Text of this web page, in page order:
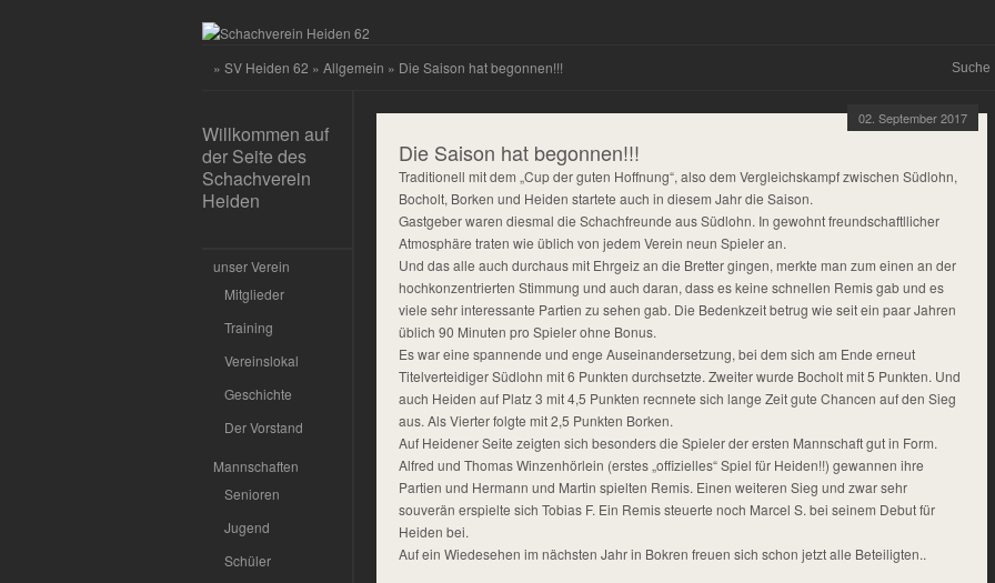
» SV Heiden 62 » Allgemein » Die Saison hat begonnen!!!
Willkommen auf
der Seite des
Schachverein
Heiden
unser Verein
Mitglieder
Training
Vereinslokal
Geschichte
Der Vorstand
Mannschaften
Senioren
Jugend
Schüler
02. September 2017
Die Saison hat begonnen!!!
Traditionell mit dem „Cup der guten Hoffnung“, also dem Vergleichskampf zwischen Südlohn,
Bocholt, Borken und Heiden startete auch in diesem Jahr die Saison.
Gastgeber waren diesmal die Schachfreunde aus Südlohn. In gewohnt freundschaftllicher
Atmosphäre traten wie üblich von jedem Verein neun Spieler an.
Und das alle auch durchaus mit Ehrgeiz an die Bretter gingen, merkte man zum einen an der
hochkonzentrierten Stimmung und auch daran, dass es keine schnellen Remis gab und es
viele sehr interessante Partien zu sehen gab. Die Bedenkzeit betrug wie seit ein paar Jahren
üblich 90 Minuten pro Spieler ohne Bonus.
Es war eine spannende und enge Auseinandersetzung, bei dem sich am Ende erneut
Titelverteidiger Südlohn mit 6 Punkten durchsetzte. Zweiter wurde Bocholt mit 5 Punkten. Und
auch Heiden auf Platz 3 mit 4,5 Punkten recnnete sich lange Zeit gute Chancen auf den Sieg
aus. Als Vierter folgte mit 2,5 Punkten Borken.
Auf Heidener Seite zeigten sich besonders die Spieler der ersten Mannschaft gut in Form.
Alfred und Thomas Winzenhörlein (erstes „offizielles“ Spiel für Heiden!!) gewannen ihre
Partien und Hermann und Martin spielten Remis. Einen weiteren Sieg und zwar sehr
souverän erspielte sich Tobias F. Ein Remis steuerte noch Marcel S. bei seinem Debut für
Heiden bei.
Auf ein Wiedesehen im nächsten Jahr in Bokren freuen sich schon jetzt alle Beteiligten..